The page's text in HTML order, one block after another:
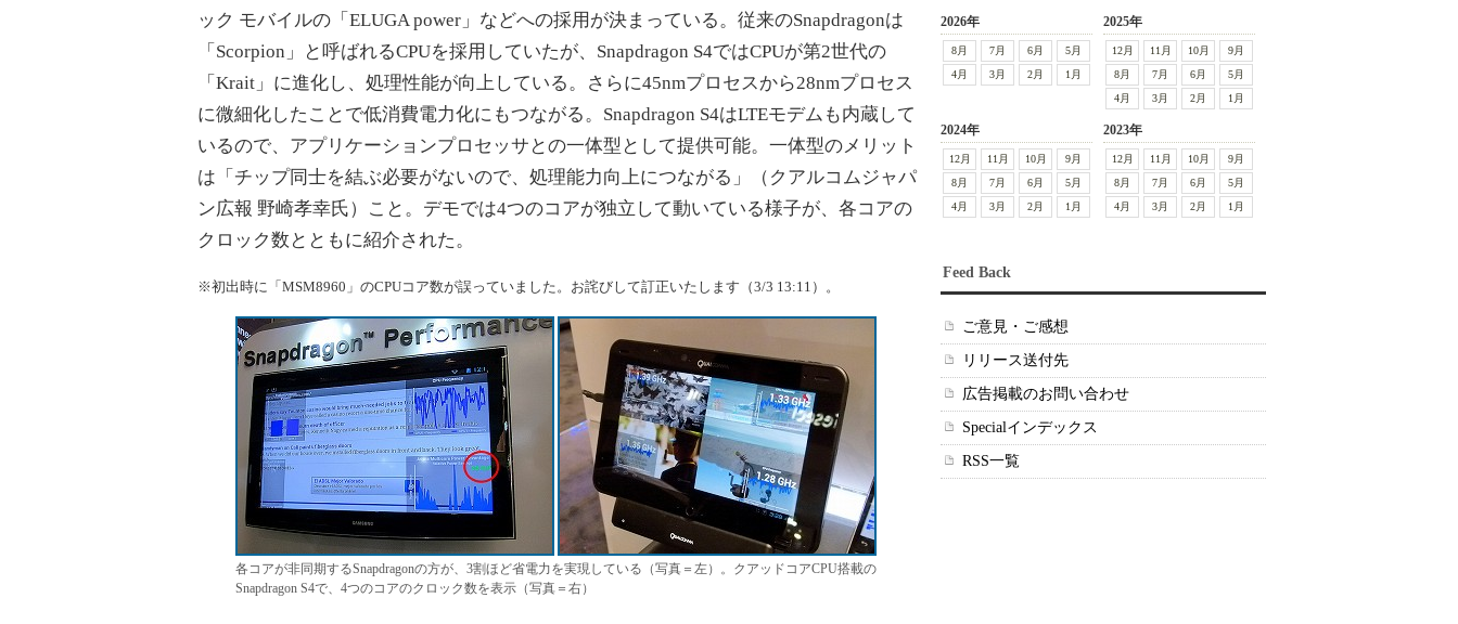
ック モバイルの「ELUGA power」などへの採用が決まっている。従来のSnapdragonは
「Scorpion」と呼ばれるCPUを採用していたが、Snapdragon S4ではCPUが第2世代の
「Krait」に進化し、処理性能が向上している。さらに45nmプロセスから28nmプロセス
に微細化したことで低消費電力化にもつながる。Snapdragon S4はLTEモデムも内蔵して
いるので、アプリケーションプロセッサとの一体型として提供可能。一体型のメリット
は「チップ同士を結ぶ必要がないので、処理能力向上につながる」（クアルコムジャパ
ン広報 野崎孝幸氏）こと。デモでは4つのコアが独立して動いている様子が、各コアの
クロック数とともに紹介された。
※初出時に「MSM8960」のCPUコア数が誤っていました。お詫びして訂正いたします（3/3 13:11）。
各コアが非同期するSnapdragonの方が、3割ほど省電力を実現している（写真＝左）。クアッドコアCPU搭載の
Snapdragon S4で、4つのコアのクロック数を表示（写真＝右）
2026年
8月 7月 6月
5月
4月
3月 2月 1月
2025年
12月 11月 10月
9月
8月
7月 6月
5月
4月
3月 2月 1月
2024年
12月 11月 10月
9月
8月
7月 6月
5月
4月
3月 2月 1月
2023年
12月 11月 10月
9月
8月
7月 6月
5月
4月
3月 2月 1月
Feed Back
ご意見・ご感想
リリース送付先
広告掲載のお問い合わせ
Specialインデックス
RSS一覧